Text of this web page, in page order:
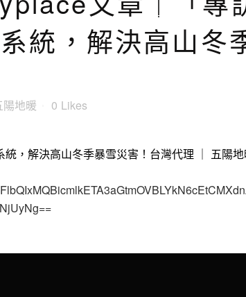
統，解決高山冬
陽地暖 0 Likes
統，解決高山冬季暴雪災害！台灣代理 ｜ 五陽